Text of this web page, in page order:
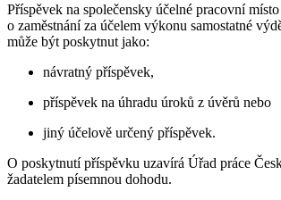
Příspěvek na společensky účelné pracovní
o zaměstnání za účelem výkonu samostatné
může být poskytnut jako:
návratný příspěvek,
příspěvek na úhradu úroků z úvěrů nebo
jiný účelově určený příspěvek.
O poskytnutí příspěvku uzavírá Úřad práce
žadatelem písemnou dohodu.